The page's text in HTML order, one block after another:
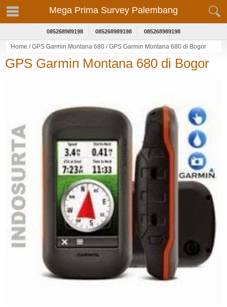
Mega Prima Survey Palembang
085268989198 085268989198 085268989198
Home /GPS Garmin Montana 680 /GPS Garmin Montana 680 di Bogor
GPS Garmin Montana 680 di Bogor